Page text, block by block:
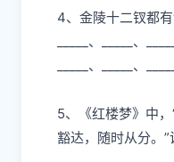
4、 ⾦陵⼗⼆钗都有
、 、
、 、
5、《红楼梦》中
豁达，随时从分。”